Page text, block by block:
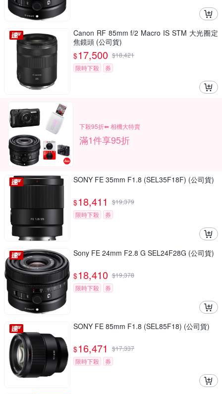
Canon RF 85mm f/2 Macro IS STM 大光圈定
焦鏡頭 (公司貨)
$17,500 $18,421
限時下殺
券
下殺95折⬅︎ 相機大特賣
滿1件享95折
SONY FE 35mm F1.8 (SEL35F18F) (公司貨)
$18,411 $19,379
限時下殺
券
Sony FE 24mm F2.8 G SEL24F28G (公司貨)
$18,410 $19,378
限時下殺
券
SONY FE 85mm F1.8 (SEL85F18) (公司貨)
$16,471 $17,337
限時下殺
券